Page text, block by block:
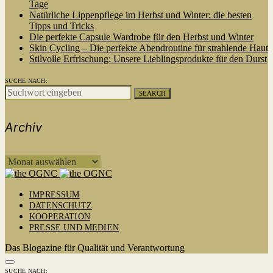
Tage
Natürliche Lippenpflege im Herbst und Winter: die besten
Tipps und Tricks
Die perfekte Capsule Wardrobe für den Herbst und Winter
Skin Cycling – Die perfekte Abendroutine für strahlende Haut
Stilvolle Erfrischung: Unsere Lieblingsprodukte für den Durst
SUCHE NACH:
SEARCH
Archiv
ARCHIV
IMPRESSUM
DATENSCHUTZ
KOOPERATION
PRESSE UND MEDIEN
Das Blogazine für Qualität und Verantwortung
SUCHE NACH: